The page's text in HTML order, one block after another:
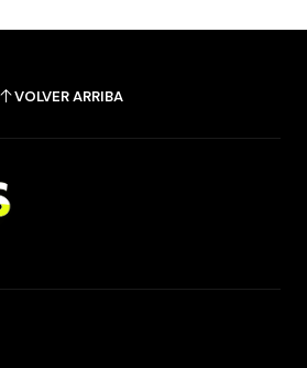
VOLVER ARRIBA